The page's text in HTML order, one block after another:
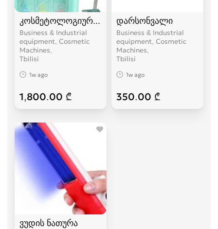
კოსმეტოლოგიური კომბაინი ABC
Business & Industrial
equipment, Cosmetic
Machines
Tbilisi
1w ago
1,800.00 ₾
დარსონვალი
Business & Industrial
equipment, Cosmetic
Machines
Tbilisi
1w ago
350.00 ₾
ვუდის ნათურა